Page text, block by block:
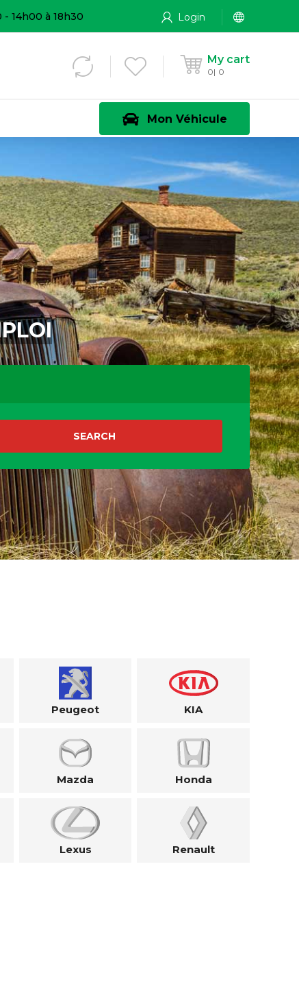
- 14h00 à 18h30 Login
My cart
0 0
Mon Véhicule
Peugeot KIA
Mazda Honda
Lexus Renault